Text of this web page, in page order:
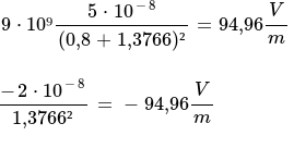
9 ⋅ 10⁹
5 ⋅ 10 − 8
(0,8 + 1,3766)²
= 94,96
V
m
−2 ⋅ 10 − 8
1,3766²
= − 94,96
V
m
8 1,3766